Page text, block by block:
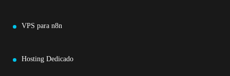
VPS para n8n
Hosting Dedicado